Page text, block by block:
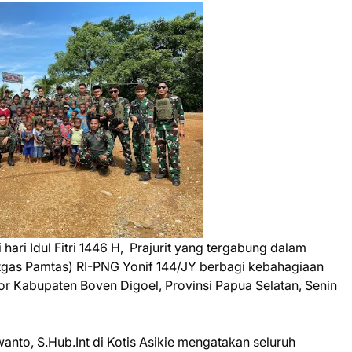
Idul Fitri 1446 H, Prajurit yang tergabung dalam
Pamtas) RI-PNG Yonif 144/JY berbagi kebahagiaan
Kabupaten Boven Digoel, Provinsi Papua Selatan, Senin
S.Hub.Int di Kotis Asikie mengatakan seluruh